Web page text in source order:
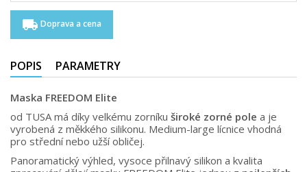
local_shipping Doprava a cena
POPIS PARAMETRY
Maska FREEDOM Elite
od TUSA má díky velkému zorníku široké zorné pole a je
vyrobená z měkkého silikonu. Medium-large lícnice vhodná
pro střední nebo užší obličej.
Panoramatický výhled, vysoce přilnavý silikon a kvalita